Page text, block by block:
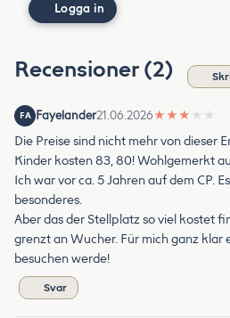
Logga in
Recensioner (2)
FA Fayelander21.06.2026★ ★ ★ ★ ★
Die Preise sind nicht mehr von dieser
Kinder kosten 83, 80! Wohlgemerkt
Ich war vor ca. 5 Jahren auf dem CP.
besonderes.
Aber das der Stellplatz so viel kostet
grenzt an Wucher. Für mich ganz klar
besuchen werde!
Svar